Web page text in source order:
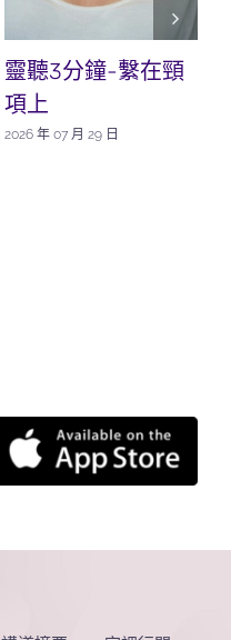
靈聽3分鐘-繫在頸
項上
2026 年 07 月 29 日